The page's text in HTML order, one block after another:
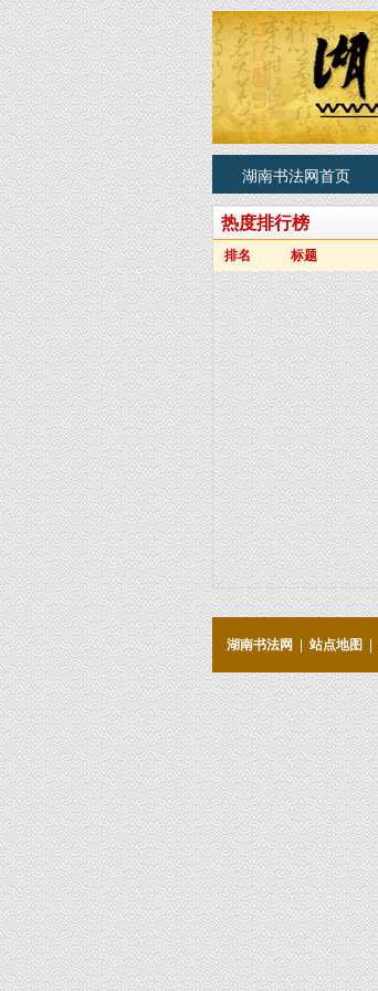
湖南书法网首页
热度排行榜
排名 标题
湖南书法网 站点地图